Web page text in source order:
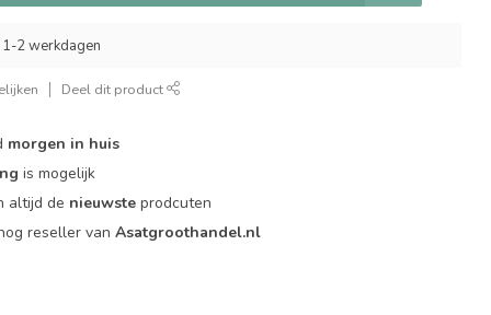
2 werkdagen
Deel dit product
morgen in huis
is mogelijk
altijd de nieuwste prodcuten
reseller vanAsatgroothandel.nl